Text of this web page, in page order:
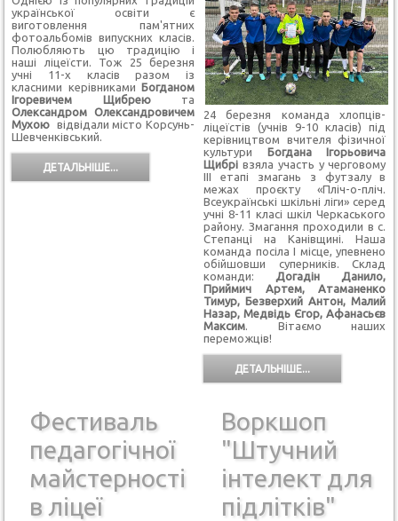
української освіти є
виготовлення пам'ятних
фотоальбомів випускних класів.
Полюбляють цю традицію і
наші ліцеїсти. Тож 25 березня
учні 11-х класів разом із
класними керівниками Богданом
Ігоревичем Щибреюта
Олександром Олександровичем
Мухою відвідали місто Корсунь-
Шевченківський.
ДЕТАЛЬНІШЕ...
24 березня команда хлопців-
ліцеїстів (учнів 9-10 класів) під
керівництвом вчителя фізичної
культури Богдана Ігорьовича
Щибрівзяла участь у черговому
ІІІ етапі змагань з футзалу в
межах проєкту «Пліч-о-пліч.
Всеукраїнські шкільні ліги» серед
учні 8-11 класі шкіл Черкаського
району. Змагання проходили в с.
Степанці на Канівщині. Наша
команда посіла І місце, упевнено
обійшовши суперників. Склад
команди:
Догадін Данило,
Приймич Артем, Атаманенко
Тимур, Безверхий Антон, Малий
Назар, Медвідь Єгор, Афанасьєв
Максим. Вітаємо наших
переможців!
ДЕТАЛЬНІШЕ...
Фестиваль
педагогічної
майстерності
в ліцеї
Воркшоп
"Штучний
інтелект для
підлітків"